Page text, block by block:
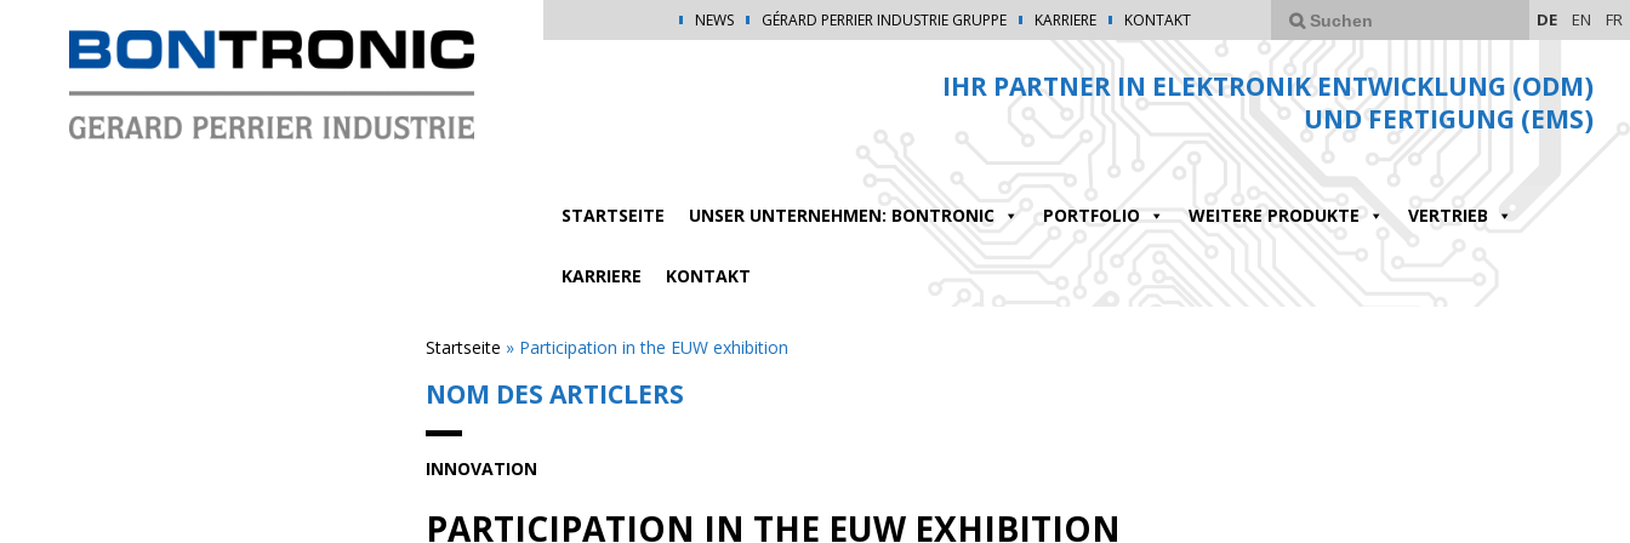
NEWS GÉRARD PERRIER INDUSTRIE GRUPPE KARRIERE KONTAKT DE EN FR
IHR PARTNER IN ELEKTRONIK ENTWICKLUNG (ODM)
UND FERTIGUNG (EMS)
STARTSEITE UNSER UNTERNEHMEN: BONTRONIC PORTFOLIO WEITERE PRODUKTE VERTRIEB
KARRIERE KONTAKT
Startseite » Participation in the EUW exhibition
NOM DES ARTICLERS
INNOVATION
PARTICIPATION IN THE EUW EXHIBITION